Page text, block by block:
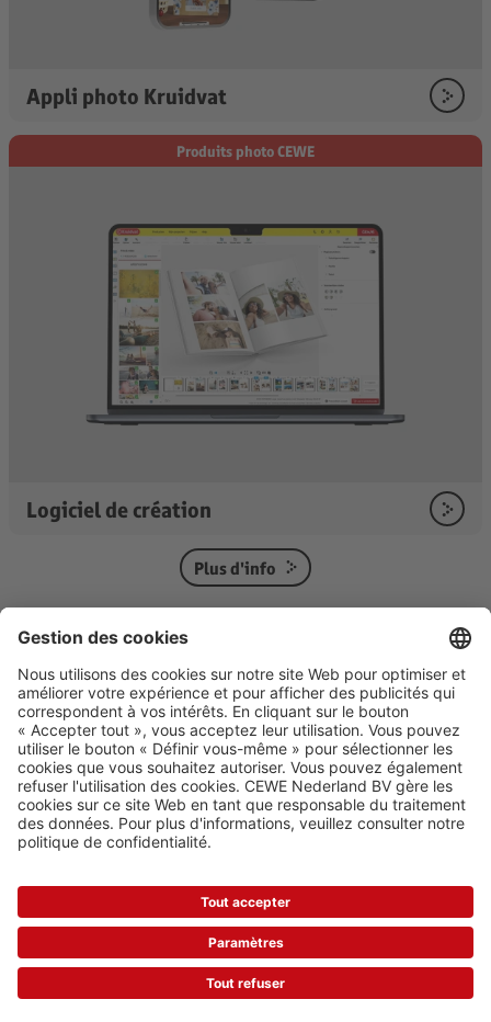
Appli photo Kruidvat
Produits photo CEWE
Logiciel de création
Plus d'info
Tous les prix indiqués sont hors frais de traitement et d'envoi et TVA incluse.
après la saisie du code de remise. Les remises sont déduites sur les
commandes, placées pendant la période de promotion. Codes promos ne
sont pas cumulables et s’appliquent aux prix de vente réguliers.Voir la page
de promotion ici.
TOUJOURS SURPRENANT ET AVANTAGEUX!
CONDITIONS GÉNÉRALES DE VENTE
CLAUSE DE NON-RESPONSABILITÉ
GESTION DES COOKIES